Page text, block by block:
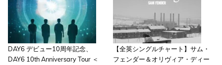
DAY6 デビュー10周年記念、
DAY6 10th Anniversary Tour ＜
【全英シングルチャート】サム・
フェンダー＆オリヴィア・ディー